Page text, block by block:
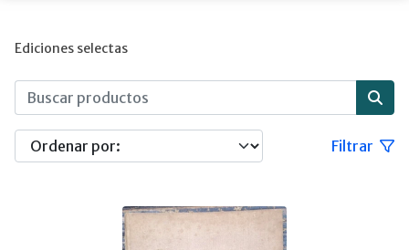
Ediciones selectas
Filtrar